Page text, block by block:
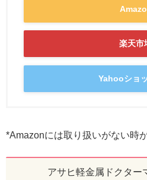
楽天市
Yahooショ
*Amazonには取り扱いがない時
アサヒ軽金属ドクター